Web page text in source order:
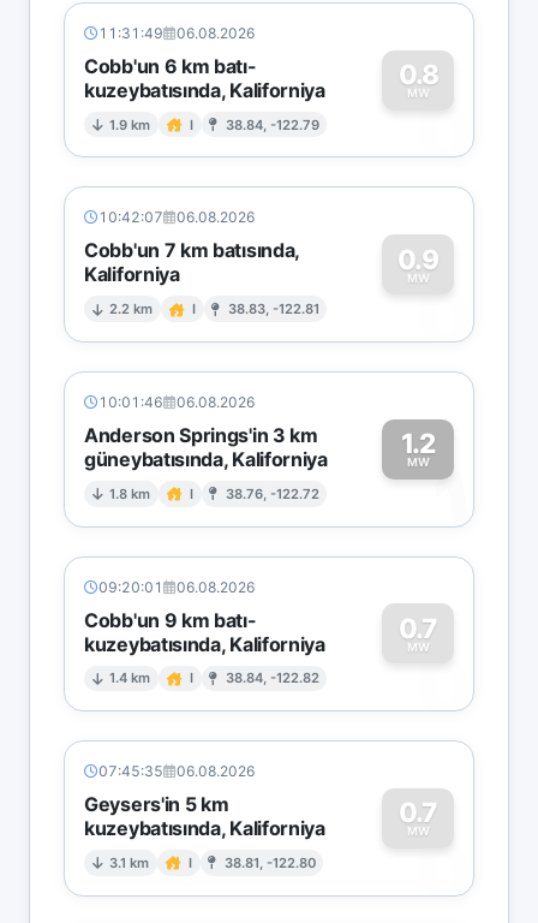
11:31:49 06.08.2026
Cobb'un 6 km batı-
kuzeybatısında, Kaliforniya
1.9 km I 38.84, -122.79
0.8
MW
0
10:42:07 06.08.2026
Cobb'un 7 km batısında,
Kaliforniya
2.2 km I 38.83, -122.81
0.9
MW
0
10:01:46 06.08.2026
Anderson Springs'in 3 km
güneybatısında, Kaliforniya
1.8 km I 38.76, -122.72
1.2
MW1
09:20:01 06.08.2026
Cobb'un 9 km batı-
kuzeybatısında, Kaliforniya
1.4 km I 38.84, -122.82
0.7
MW
0
07:45:35 06.08.2026
Geysers'in 5 km
kuzeybatısında, Kaliforniya
3.1 km I 38.81, -122.80
0.7
MW
0